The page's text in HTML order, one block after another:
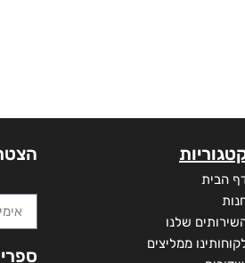
הבית
שלנו
ממליצים